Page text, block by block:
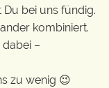
Du bei uns fündig.
kombiniert.
–
zu wenig 😉